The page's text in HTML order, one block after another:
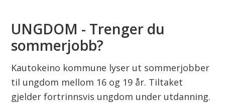
h
k
a
n
UNGDOM - Trenger du
sommerjobb?
Kautokeino kommune lyser ut sommerjobber
til ungdom mellom 16 og 19 år. Tiltaket
gjelder fortrinnsvis ungdom under utdanning.